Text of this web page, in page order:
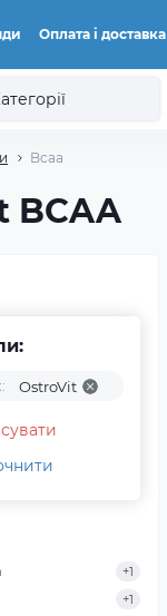
Оплата і доставка
Bcaa
BCAA
OstroVit
+1
+1